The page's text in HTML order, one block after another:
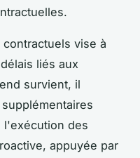
vise à
liés aux
survient, il
l'exécution des
appuyée par